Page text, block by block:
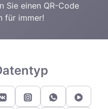
Sie einen QR-Code
für immer!